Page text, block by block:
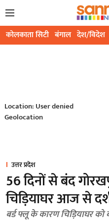
कोलकाता सिटी बंगाल देश/विदेश
Location: User denied
Geolocation
उत्तर प्रदेश
56 दिनों से बंद
चिड़ियाघर आज से
बर्ड फ्लू के कारण चिड़ियाघर को